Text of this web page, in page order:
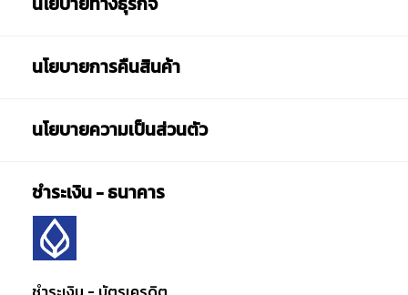
นโยบายการคืนสินค้า
นโยบายความเป็นส่วนตัว
ชำระเงิน - ธนาคาร